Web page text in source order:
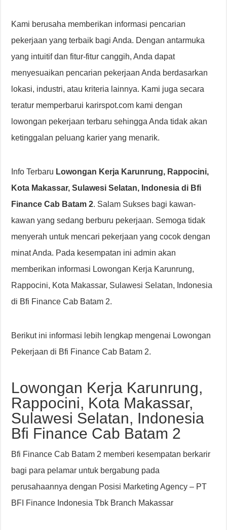
Kami berusaha memberikan informasi pencarian
pekerjaan yang terbaik bagi Anda. Dengan antarmuka
yang intuitif dan fitur-fitur canggih, Anda dapat
menyesuaikan pencarian pekerjaan Anda berdasarkan
lokasi, industri, atau kriteria lainnya. Kami juga secara
teratur memperbarui karirspot.com kami dengan
lowongan pekerjaan terbaru sehingga Anda tidak akan
ketinggalan peluang karier yang menarik.
Info Terbaru Lowongan Kerja Karunrung, Rappocini,
Kota Makassar, Sulawesi Selatan, Indonesia di Bfi
Finance Cab Batam 2. Salam Sukses bagi kawan-
kawan yang sedang berburu pekerjaan. Semoga tidak
menyerah untuk mencari pekerjaan yang cocok dengan
minat Anda. Pada kesempatan ini admin akan
memberikan informasi Lowongan Kerja Karunrung,
Rappocini, Kota Makassar, Sulawesi Selatan, Indonesia
di Bfi Finance Cab Batam 2.
Berikut ini informasi lebih lengkap mengenai Lowongan
Pekerjaan di Bfi Finance Cab Batam 2.
Lowongan Kerja Karunrung,
Rappocini, Kota Makassar,
Sulawesi Selatan, Indonesia
Bfi Finance Cab Batam 2
Bfi Finance Cab Batam 2 memberi kesempatan berkarir
bagi para pelamar untuk bergabung pada
perusahaannya dengan Posisi Marketing Agency – PT
BFI Finance Indonesia Tbk Branch Makassar